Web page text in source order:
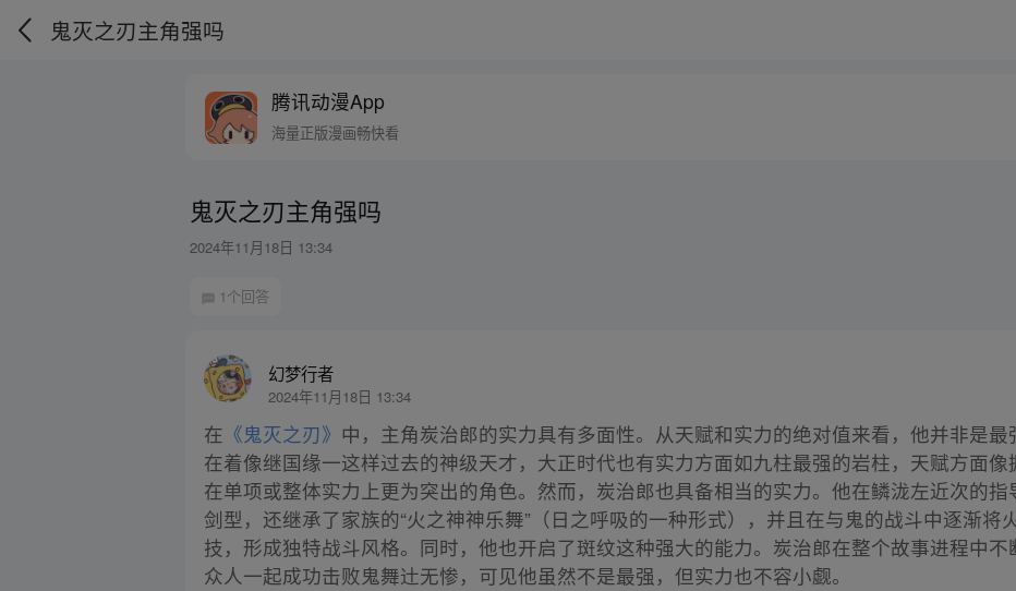
鬼灭之刃主角强吗
腾讯动漫App
海量正版漫画畅快看
鬼灭之刃主角强吗
2024年11月18日 13:34
1个回答
幻梦行者
2024年11月18日 13:34
在 《鬼灭之刃》 中，主角炭治郎的实力具有多面性。从天赋和实力的绝对值来看，他并非是
在着像继国缘一这样过去的神级天才，大正时代也有实力方面如九柱最强的岩柱，天赋方面
在单项或整体实力上更为突出的角色。然而，炭治郎也具备相当的实力。他在鳞泷左近次的
剑型，还继承了家族的“火之神神乐舞”（日之呼吸的一种形式），并且在与鬼的战斗中逐渐将
技，形成独特战斗风格。同时，他也开启了斑纹这种强大的能力。炭治郎在整个故事进程中
众人一起成功击败鬼舞辻无惨，可见他虽然不是最强，但实力也不容小觑。